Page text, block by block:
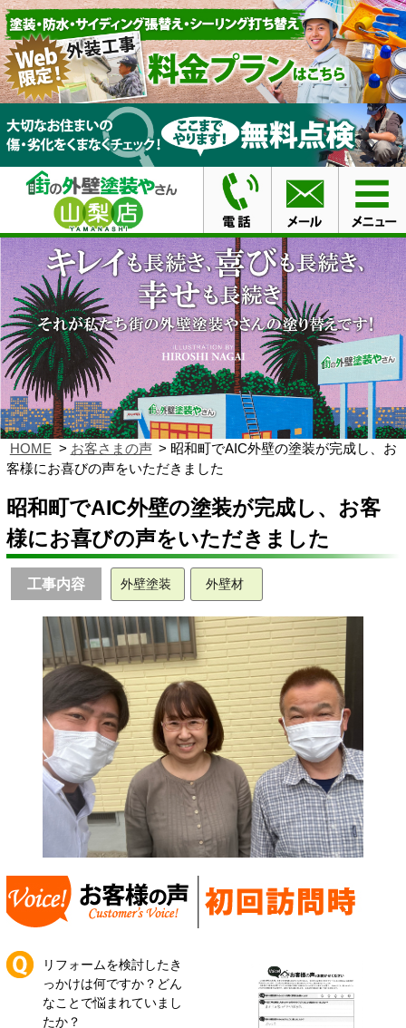
HOME お客さまの声
昭和町でAIC外壁の塗装が完成し、お
客様にお喜びの声をいただきました
昭和町でAIC外壁の塗装が完成し、お客
様にお喜びの声をいただきました
工事内容 外壁塗装 外壁材
リフォームを検討したき
っかけは何ですか？どん
なことで悩まれていまし
たか？